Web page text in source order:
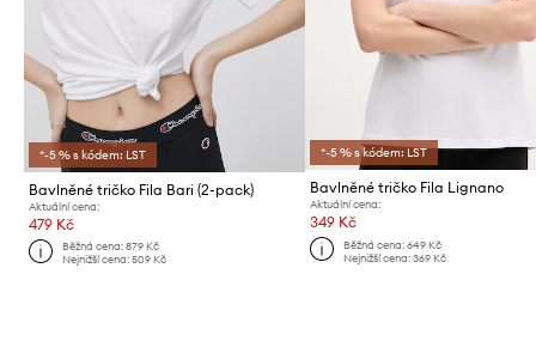
*-5 % s kódem: LST
Bavlněné tričko Fila Bari (2-pack)
Aktuální cena:
479 Kč
Běžná cena:879 Kč
Nejnižší cena:509 Kč
*-5 % s kódem: LST
Bavlněné tričko Fila Lignano
Aktuální cena:
349 Kč
Běžná cena: 649 Kč
Nejnižší cena: 369 Kč